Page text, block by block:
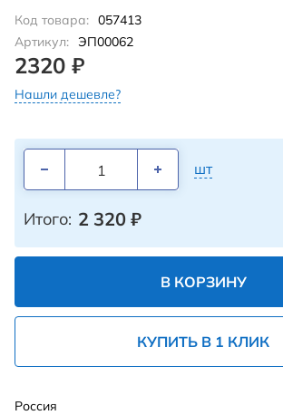
Код товара: 057413
Артикул: ЭП00062
2320 ₽
Нашли дешевле?
шт
Итого: 2 320 ₽
В КОРЗИНУ
КУПИТЬ В 1 КЛИК
Россия